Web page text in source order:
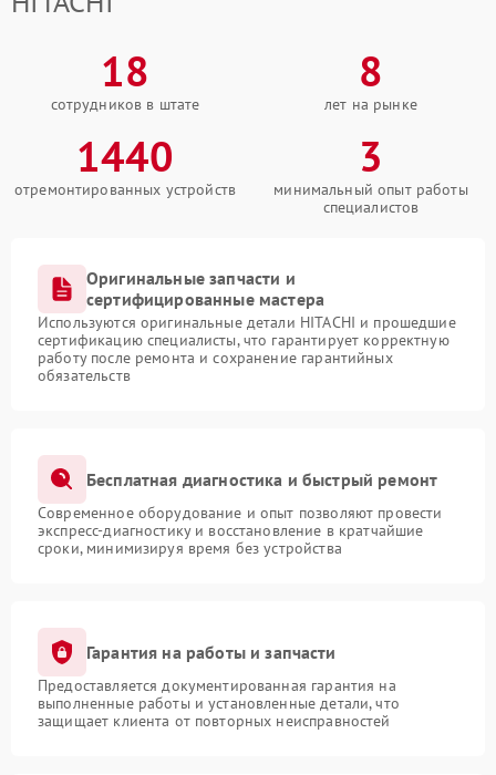
18
сотрудников в штате
8
лет на рынке
1440
отремонтированных устройств
3
минимальный опыт работы
специалистов
Оригинальные запчасти и
сертифицированные мастера
Используются оригинальные детали HITACHI и прошедшие
сертификацию специалисты, что гарантирует корректную
работу после ремонта и сохранение гарантийных
обязательств
Бесплатная диагностика и быстрый ремонт
Современное оборудование и опыт позволяют провести
экспресс-диагностику и восстановление в кратчайшие
сроки, минимизируя время без устройства
Гарантия на работы и запчасти
Предоставляется документированная гарантия на
выполненные работы и установленные детали, что
защищает клиента от повторных неисправностей